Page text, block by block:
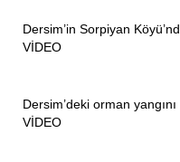
Dersim’in Sorpiyan
VİDEO
Dersim’deki orman
VİDEO